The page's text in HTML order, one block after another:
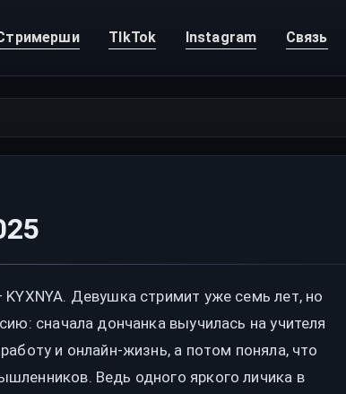
TIkTok Instagram Связь
Девушка стримит уже семь лет, но
сначала дончанка выучилась на учителя
и онлайн-жизнь, а потом поняла, что
Ведь одного яркого личика в